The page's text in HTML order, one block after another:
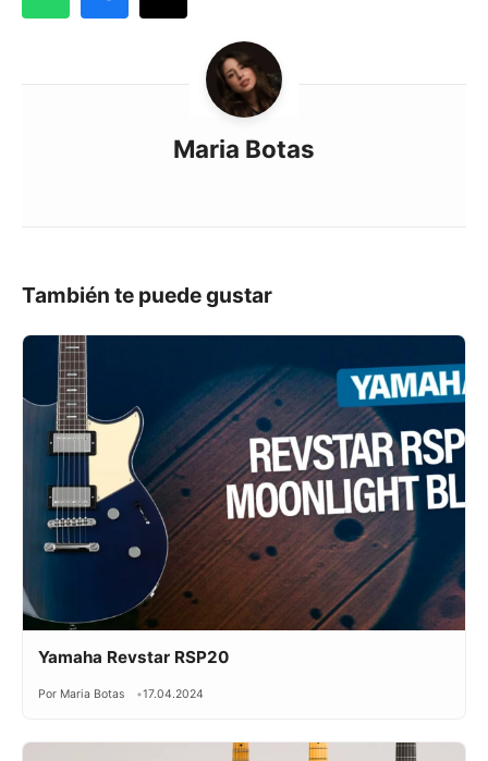
Maria Botas
También te puede gustar
Yamaha Revstar RSP20
Por Maria Botas 17.04.2024